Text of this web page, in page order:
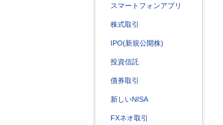
スマートフォンアプリ
株式取引
IPO(新規公開株)
投資信託
債券取引
新しいNISA
FXネオ取引